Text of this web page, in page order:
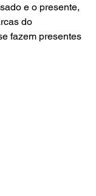
e o presente,
do
fazem presentes